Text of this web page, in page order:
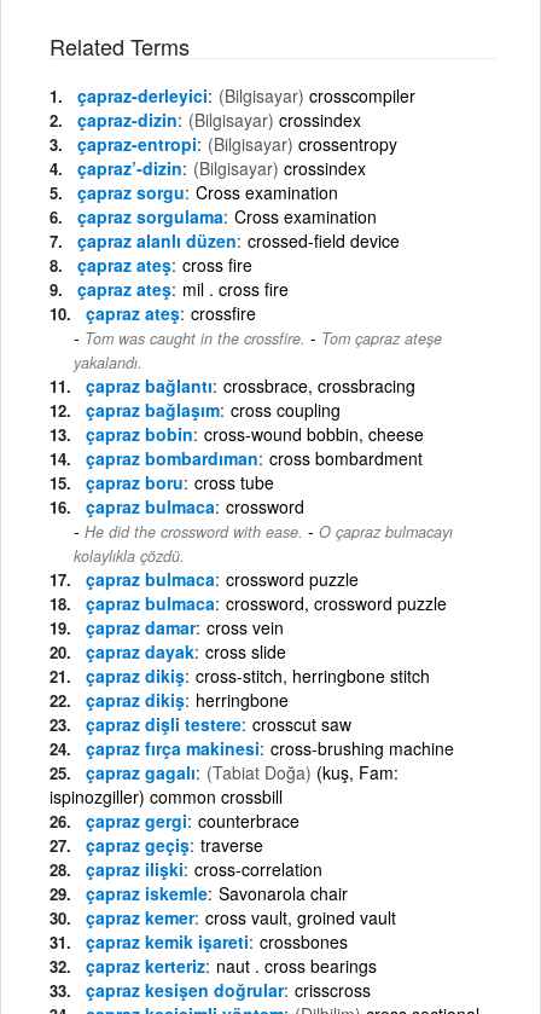
Related Terms
çapraz-derleyici (Bilgisayar) crosscompiler
çapraz-dizin (Bilgisayar) crossindex
çapraz-entropi (Bilgisayar) crossentropy
çapraz’-dizin (Bilgisayar) crossindex
çapraz sorgu Cross examination
çapraz sorgulama Cross examination
çapraz alanlı düzen crossed-field device
çapraz ateş cross fire
çapraz ateş mil . cross fire
çapraz ateş crossfire
Tom was caught in the crossfire. - Tom çapraz ateşe
yakalandı.
çapraz bağlantı crossbrace, crossbracing
çapraz bağlaşım cross coupling
çapraz bobin cross-wound bobbin, cheese
çapraz bombardıman cross bombardment
çapraz boru cross tube
çapraz bulmaca crossword
He did the crossword with ease. - O çapraz bulmacayı
kolaylıkla çözdü.
çapraz bulmaca crossword puzzle
çapraz bulmaca crossword, crossword puzzle
çapraz damar cross vein
çapraz dayak cross slide
çapraz dikiş cross-stitch, herringbone stitch
çapraz dikiş herringbone
çapraz dişli testere crosscut saw
çapraz fırça makinesi cross-brushing machine
çapraz gagalı (Tabiat Doğa) (kuş, Fam:
ispinozgiller) common crossbill
çapraz gergi counterbrace
çapraz geçiş traverse
çapraz ilişki cross-correlation
çapraz iskemle Savonarola chair
çapraz kemer cross vault, groined vault
çapraz kemik işareti crossbones
çapraz kerteriz naut . cross bearings
çapraz kesişen doğrular crisscross